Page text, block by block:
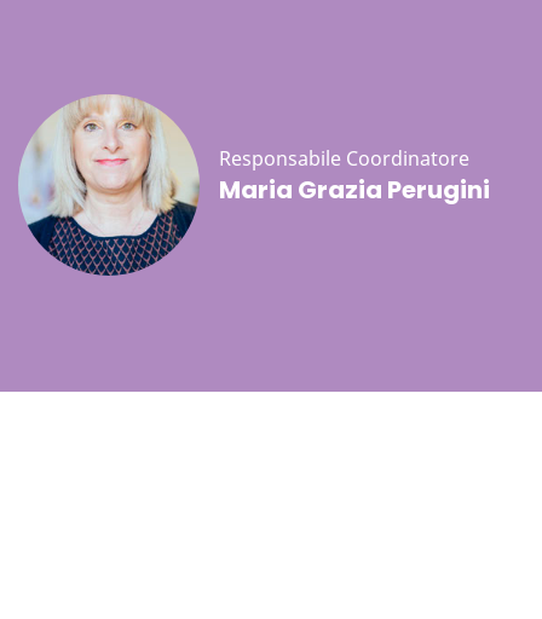
Responsabile Coordinatore
Maria Grazia Perugini